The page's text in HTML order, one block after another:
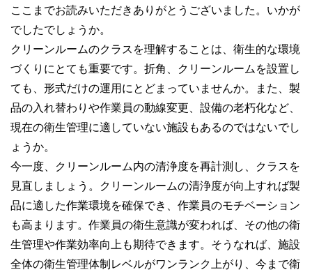
ここまでお読みいただきありがとうございました。いかが
でしたでしょうか。
クリーンルームのクラスを理解することは、衛生的な環境
づくりにとても重要です。折角、クリーンルームを設置し
ても、形式だけの運用にとどまっていませんか。また、製
品の入れ替わりや作業員の動線変更、設備の老朽化など、
現在の衛生管理に適していない施設もあるのではないでし
ょうか。
今一度、クリーンルーム内の清浄度を再計測し、クラスを
見直しましょう。クリーンルームの清浄度が向上すれば製
品に適した作業環境を確保でき、作業員のモチベーション
も高まります。作業員の衛生意識が変われば、その他の衛
生管理や作業効率向上も期待できます。そうなれば、施設
全体の衛生管理体制レベルがワンランク上がり、今まで衛